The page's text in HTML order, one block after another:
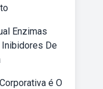
Enzimas
De
é O